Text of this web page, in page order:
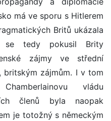
má ve sporu s Hitlerem
Britů ukázala
se tedy pokusil Brity
zájmy ve střední
britským zájmům. I v tom
vládu
členů byla naopak
je totožný s německým